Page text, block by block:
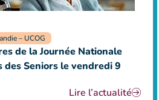
– UCOG
de la Journée Nationale
des Seniors le vendredi 9
Lire l’actualité